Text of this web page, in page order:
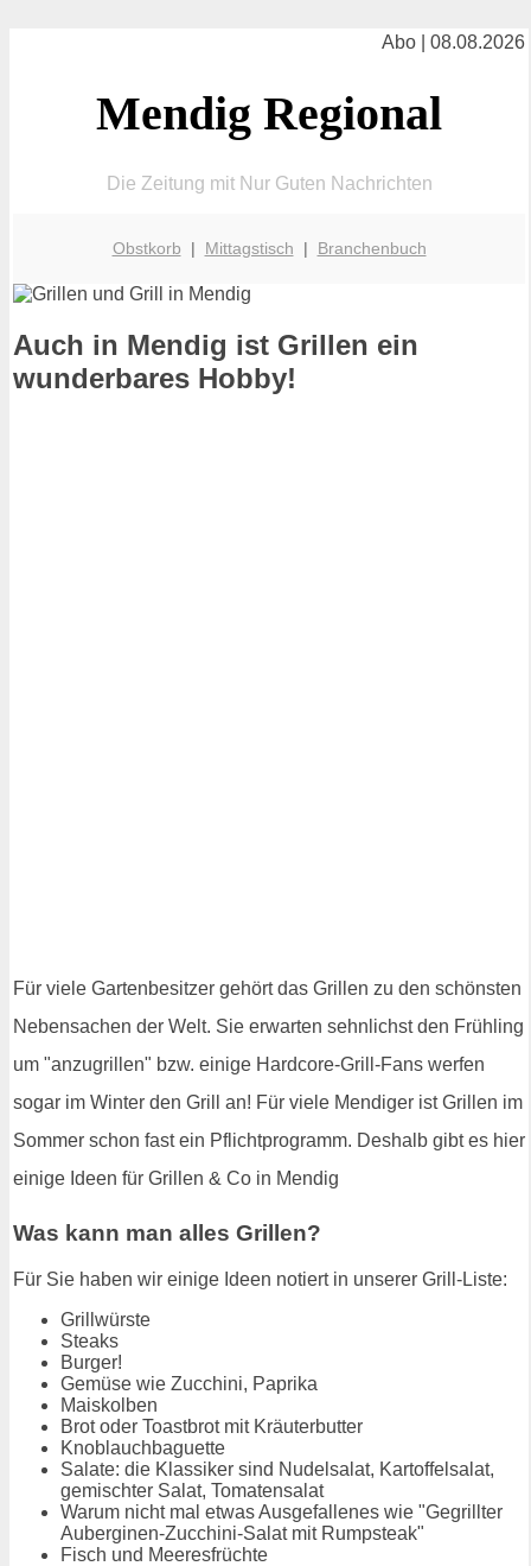
Abo | 08.08.2026
Mendig Regional
Die Zeitung mit Nur Guten Nachrichten
Obstkorb | Mittagstisch | Branchenbuch
Auch in Mendig ist Grillen ein
wunderbares Hobby!
Für viele Gartenbesitzer gehört das Grillen zu den schönsten
Nebensachen der Welt. Sie erwarten sehnlichst den Frühling
um "anzugrillen" bzw. einige Hardcore-Grill-Fans werfen
sogar im Winter den Grill an! Für viele Mendiger ist Grillen im
Sommer schon fast ein Pflichtprogramm. Deshalb gibt es hier
einige Ideen für Grillen & Co in Mendig
Was kann man alles Grillen?
Für Sie haben wir einige Ideen notiert in unserer Grill-Liste:
Grillwürste
Steaks
Burger!
Gemüse wie Zucchini, Paprika
Maiskolben
Brot oder Toastbrot mit Kräuterbutter
Knoblauchbaguette
Salate: die Klassiker sind Nudelsalat, Kartoffelsalat,
gemischter Salat, Tomatensalat
Warum nicht mal etwas Ausgefallenes wie "Gegrillter
Auberginen-Zucchini-Salat mit Rumpsteak"
Fisch und Meeresfrüchte